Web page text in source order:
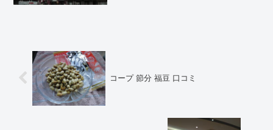
コープ 節分 福豆 口コミ